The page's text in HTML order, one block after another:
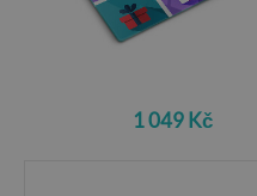
1 049 Kč